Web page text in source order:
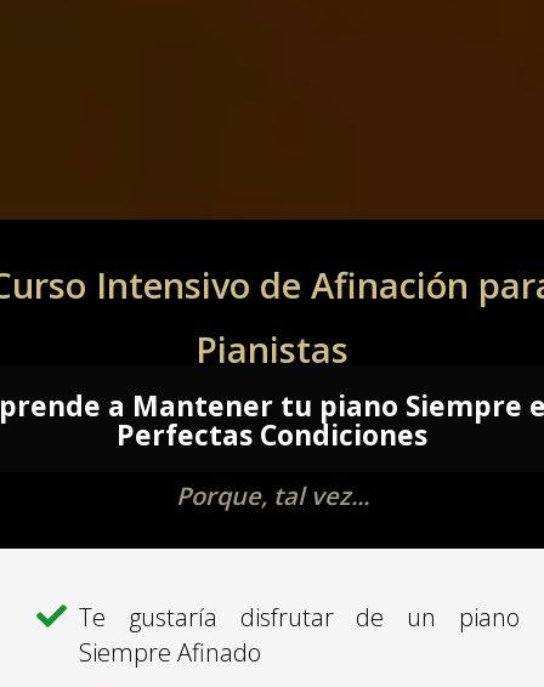
Intensivo de Afinación
Pianistas
a Mantener tu piano Siempre
Perfectas Condiciones
Porque, tal vez...
Te gustaría disfrutar de un piano
Siempre Afinado